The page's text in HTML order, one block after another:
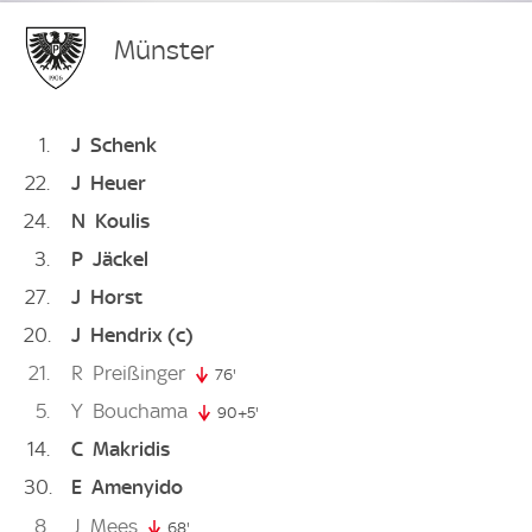
Münster
1 J Schenk
22
J Heuer
24
N Koulis
3
P Jäckel
27
J Horst
20
J Hendrix (c)
21
R Preißinger 76'
5 Y Bouchama 90+5'
14 C Makridis
30
E Amenyido
8
J Mees 68'